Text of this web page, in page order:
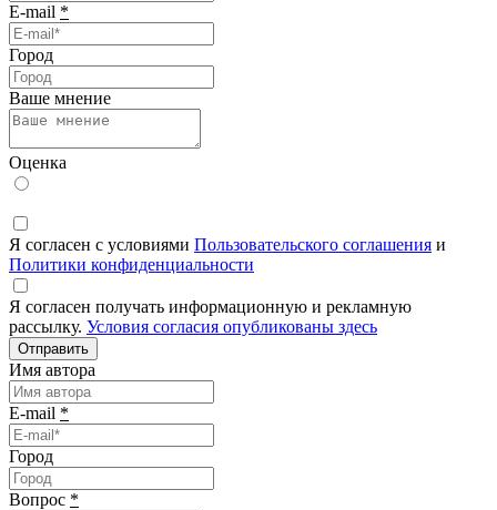
E-mail *
Город
Ваше мнение
Оценка
Я согласен с условиями Пользовательского соглашения и
Политики конфиденциальности
Я согласен получать информационную и рекламную
рассылку. Условия согласия опубликованы здесь
Отправить
Имя автора
E-mail *
Город
Вопрос *